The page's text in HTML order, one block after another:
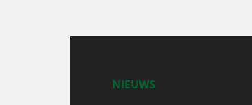
NIEUWS